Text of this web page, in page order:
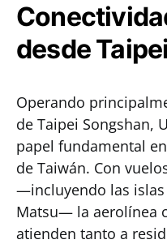
desde Taipei
Operando
de Taipei Songshan,
papel fundamental
de Taiwán. Con
—incluyendo las islas
Matsu— la aerolínea
atienden tanto a